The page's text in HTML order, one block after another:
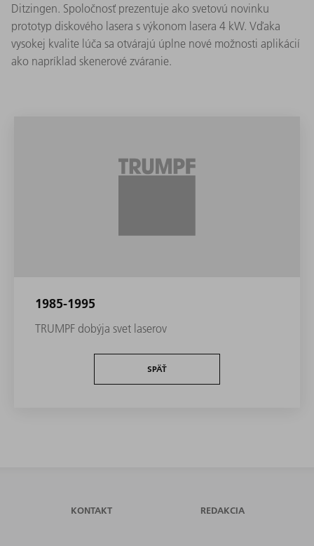
Ditzingen. Spoločnosť prezentuje ako svetovú novinku
prototyp diskového lasera s výkonom lasera 4 kW. Vďaka
vysokej kvalite lúča sa otvárajú úplne nové možnosti aplikácií
ako napríklad skenerové zváranie.
1985-1995
TRUMPF dobýja svet laserov
SPÄŤ
KONTAKT REDAKCIA